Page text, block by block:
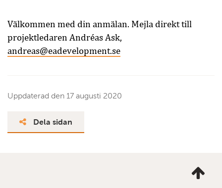
Välkommen med din anmälan. Mejla direkt till
projektledaren Andréas Ask,
andreas@eadevelopment.se
Uppdaterad den 17 augusti 2020
Dela sidan
mig